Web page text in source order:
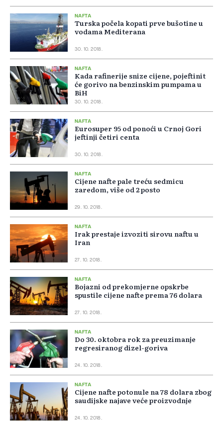
NAFTA
Turska počela kopati prve bušotine u
vodama Mediterana
30. 10. 2018.
NAFTA
Kada rafinerije snize cijene, pojeftinit
će gorivo na benzinskim pumpama u
BiH
30. 10. 2018.
NAFTA
Eurosuper 95 od ponoći u Crnoj Gori
jeftinji četiri centa
30. 10. 2018.
NAFTA
Cijene nafte pale treću sedmicu
zaredom, više od 2 posto
29. 10. 2018.
NAFTA
Irak prestaje izvoziti sirovu naftu u
Iran
27. 10. 2018.
NAFTA
Bojazni od prekomjerne opskrbe
spustile cijene nafte prema 76 dolara
27. 10. 2018.
NAFTA
Do 30. oktobra rok za preuzimanje
regresiranog dizel-goriva
24. 10. 2018.
NAFTA
Cijene nafte potonule na 78 dolara zbog
saudijske najave veće proizvodnje
24. 10. 2018.